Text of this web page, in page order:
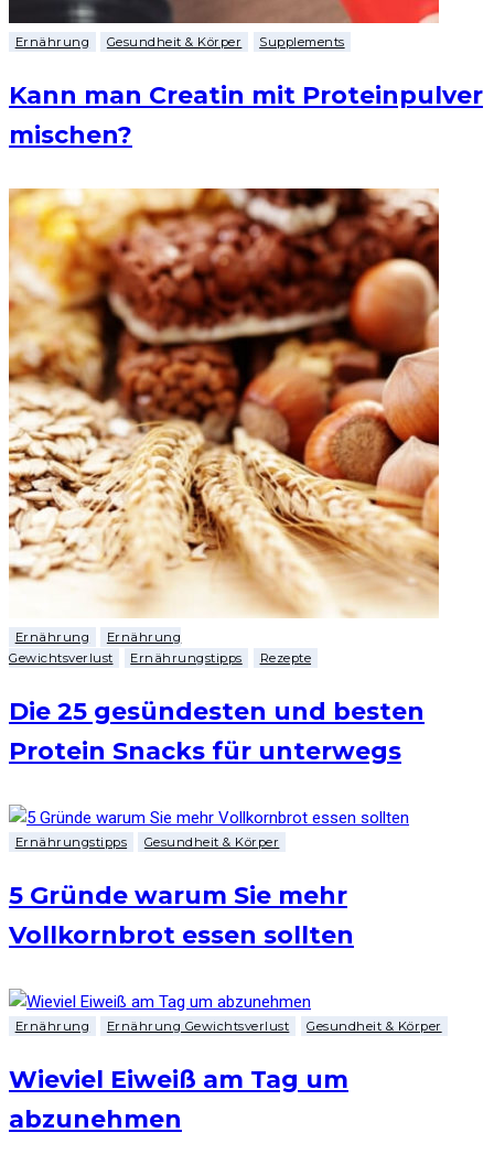
Ernährung Gesundheit & Körper Supplements
Kann man Creatin mit Proteinpulver
mischen?
Ernährung
Ernährung
Gewichtsverlust
Ernährungstipps Rezepte
Die 25 gesündesten und besten
Protein Snacks für unterwegs
Ernährungstipps Gesundheit & Körper
5 Gründe warum Sie mehr
Vollkornbrot essen sollten
Ernährung Ernährung Gewichtsverlust Gesundheit & Körper
Wieviel Eiweiß am Tag um
abzunehmen